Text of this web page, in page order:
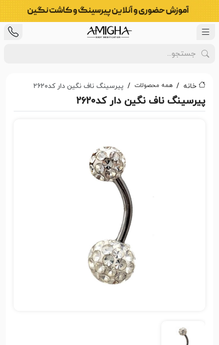
خانه همه محصولات پیرسینگ ناف نگین دار کد۲۶۲۰
پیرسینگ ناف نگین دار کد۲۶۲۰